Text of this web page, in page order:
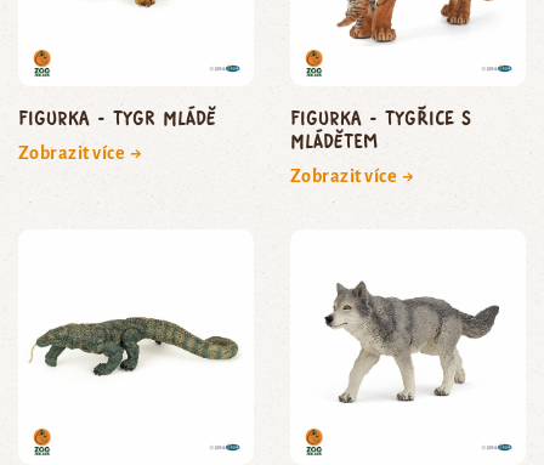
Figurka - tygr mládě
Zobrazit více →
Figurka - tygřice s
mládětem
Zobrazit více →